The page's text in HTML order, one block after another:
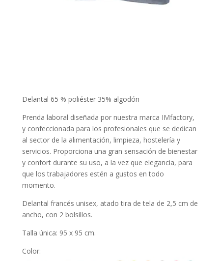
Delantal 65 % poliéster 35% algodón
Prenda laboral diseñada por nuestra marca IMfactory,
y confeccionada para los profesionales que se dedican
al sector de la alimentación, limpieza, hostelería y
servicios. Proporciona una gran sensación de bienestar
y confort durante su uso, a la vez que elegancia, para
que los trabajadores estén a gustos en todo
momento.
Delantal francés unisex, atado tira de tela de 2,5 cm de
ancho, con 2 bolsillos.
Talla única: 95 x 95 cm.
Color: